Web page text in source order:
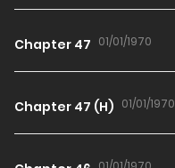
Chapter 47 01/01/1970
Chapter 47 (H) 01/01/1970